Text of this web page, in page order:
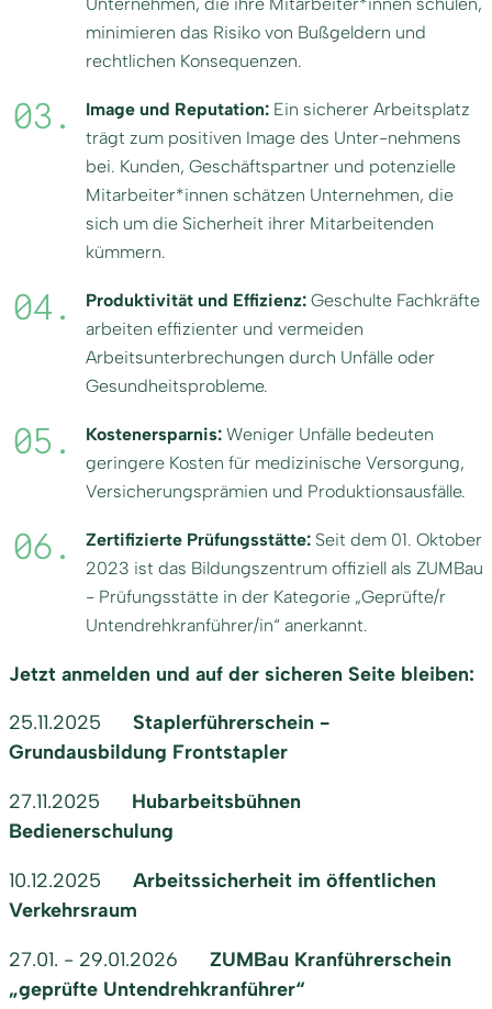
Unternehmen, die ihre Mitarbeiter*innen schulen,
minimieren das Risiko von Bußgeldern und
rechtlichen Konsequenzen.
Image und Reputation: Ein sicherer Arbeitsplatz
trägt zum positiven Image des Unter-nehmens
bei. Kunden, Geschäftspartner und potenzielle
Mitarbeiter*innen schätzen Unternehmen, die
sich um die Sicherheit ihrer Mitarbeitenden
kümmern.
Produktivität und Effizienz: Geschulte Fachkräfte
arbeiten effizienter und vermeiden
Arbeitsunterbrechungen durch Unfälle oder
Gesundheitsprobleme.
Kostenersparnis: Weniger Unfälle bedeuten
geringere Kosten für medizinische Versorgung,
Versicherungsprämien und Produktionsausfälle.
Zertifizierte Prüfungsstätte: Seit dem 01. Oktober
2023 ist das Bildungszentrum offiziell als ZUMBau
- Prüfungsstätte in der Kategorie „Geprüfte/r
Untendrehkranführer/in“ anerkannt.
Jetzt anmelden und auf der sicheren Seite bleiben:
25.11.2025
Staplerführerschein -
Grundausbildung Frontstapler
27.11.2025
Hubarbeitsbühnen
Bedienerschulung
10.12.2025
Arbeitssicherheit im öffentlichen
Verkehrsraum
27.01. - 29.01.2026
ZUMBau Kranführerschein
„geprüfte Untendrehkranführer“